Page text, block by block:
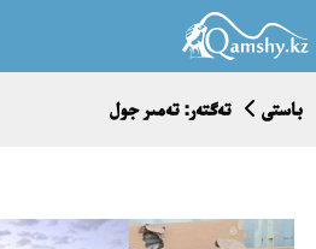
باستى تەگتەر: تەمىر جول